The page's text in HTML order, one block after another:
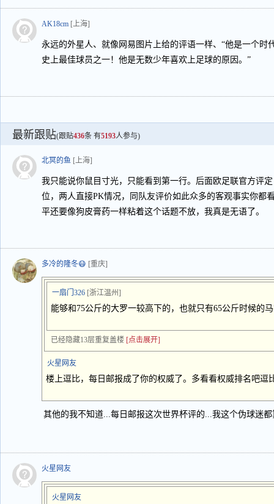
AK18cm [上海]
永远的外星人、就像网易图片上给的评语一样、“他是一个时
史上最佳球员之一！他是无数少年喜欢上足球的原因。”
最新跟贴(跟贴436条 有5193人参与)
北冥的鱼 [上海]
我只能说你鼠目寸光，只能看到第一行。后面欧足联官方评
位，两人直接PK情况，同队友评价如此众多的客观事实你都
平还要像狗皮膏药一样粘着这个话题不放，我真是无语了。
多冷的隆冬😷 [重庆]
一扇门326 [浙江温州]
能够和75公斤的大罗一较高下的，也就只有65公斤时候的
已经隐藏13层重复盖楼 [点击展开]
火星网友
楼上逗比，每日邮报成了你的权威了。多看看权威排名吧逗
其他的我不知道...每日邮报这次世界杯评的...我这个伪球迷
火星网友
火星网友